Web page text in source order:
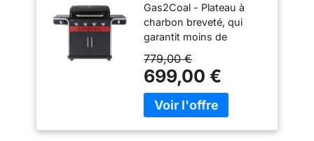
pour Gaz et
Charbon de Bois
Gas2Coal - Plateau à
charbon breveté, qui
garantit moins de
uniforme pour les
aliments cuits et
savoureux Brûleurs en
acier inoxydable :
779,00 €
699,00 €